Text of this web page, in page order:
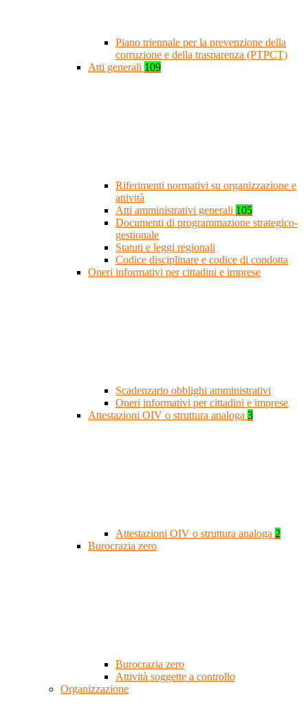
Piano triennale per la prevenzione della
corruzione e della trasparenza (PTPCT)
Atti generali 109
Riferimenti normativi su organizzazione e
attività
Atti amministrativi generali 105
Documenti di programmazione strategico-
gestionale
Statuti e leggi regionali
Codice disciplinare e codice di condotta
Oneri informativi per cittadini e imprese
Scadenzario obblighi amministrativi
Oneri informativi per cittadini e imprese
Attestazioni OIV o struttura analoga 3
Attestazioni OIV o struttura analoga 2
Burocrazia zero
Burocrazia zero
Attività soggette a controllo
Organizzazione